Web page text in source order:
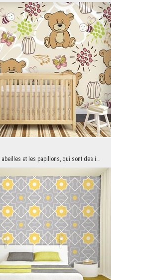
On peut voir les abeilles et les papillons, qui sont des insectes volants. Mais parmi eux, nous t...